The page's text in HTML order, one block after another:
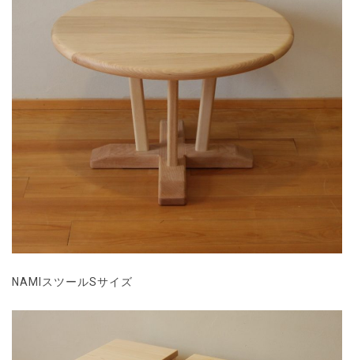
NAMIスツールSサイズ